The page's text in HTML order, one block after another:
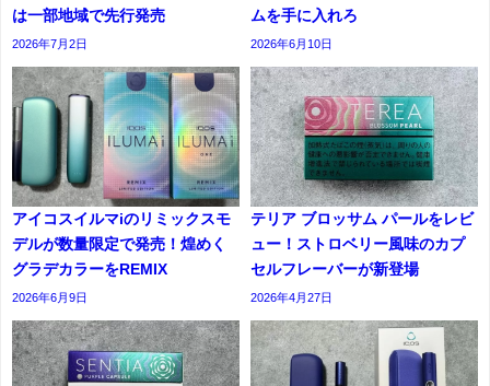
は一部地域で先行発売
2026年7月2日
ムを手に入れろ
2026年6月10日
アイコスイルマiのリミックスモ
デルが数量限定で発売！煌めく
グラデカラーをREMIX
2026年6月9日
テリア ブロッサム パールをレビ
ュー！ストロベリー風味のカプ
セルフレーバーが新登場
2026年4月27日